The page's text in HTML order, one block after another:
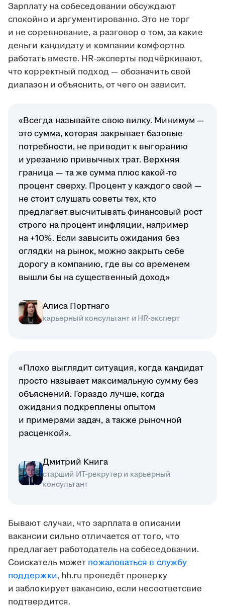
Зарплату на собеседовании обсуждают
спокойно и аргументированно. Это не торг
и не соревнование, а разговор о том, за какие
деньги кандидату и компании комфортно
работать вместе. HR-эксперты подчёркивают,
что корректный подход — обозначить свой
диапазон и объяснить, от чего он зависит.
«Всегда называйте свою вилку. Минимум —
это сумма, которая закрывает базовые
потребности, не приводит к выгоранию
и урезанию привычных трат. Верхняя
граница — та же сумма плюс какой-то
процент сверху. Процент у каждого свой —
не стоит слушать советы тех, кто
предлагает высчитывать финансовый рост
строго на процент инфляции, например
на +10%. Если завысить ожидания без
оглядки на рынок, можно закрыть себе
дорогу в компанию, где вы со временем
вышли бы на существенный доход»
Алиса Портнаго
карьерный консультант и HR-эксперт
«Плохо выглядит ситуация, когда кандидат
просто называет максимальную сумму без
объяснений. Гораздо лучше, когда
ожидания подкреплены опытом
и примерами задач, а также рыночной
расценкой».
Дмитрий Книга
старший ИТ-рекрутер и карьерный
консультант
Бывают случаи, что зарплата в описании
вакансии сильно отличается от того, что
предлагает работодатель на собеседовании.
Соискатель может пожаловаться в службу
поддержки, hh.ru проведёт проверку
и заблокирует вакансию, если несоответсвие
подтвердится.